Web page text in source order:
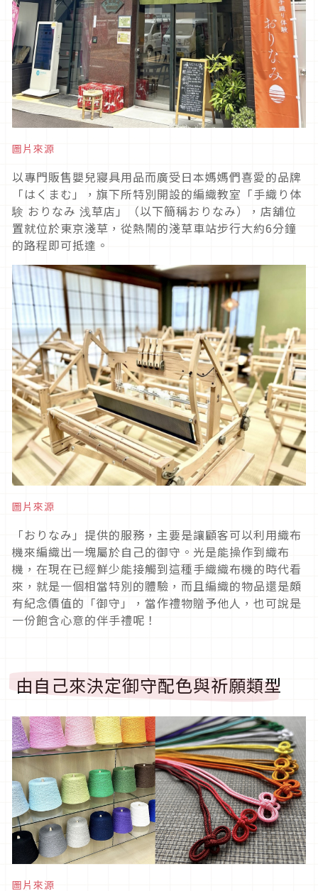
圖片來源
以專門販售嬰兒寢具用品而廣受日本媽媽們喜愛的品牌
「はくまむ」，旗下所特別開設的編織教室「手織り体
験 おりなみ 浅草店」（以下簡稱おりなみ），店舖位
置就位於東京淺草，從熱鬧的淺草車站步行大約6分鐘
的路程即可抵達。
圖片來源
「おりなみ」提供的服務，主要是讓顧客可以利用織布
機來編織出一塊屬於自己的御守。光是能操作到織布
機，在現在已經鮮少能接觸到這種手織織布機的時代看
來，就是一個相當特別的體驗，而且編織的物品還是頗
有紀念價值的「御守」，當作禮物贈予他人，也可說是
一份飽含心意的伴手禮呢！
由自己來決定御守配色與祈願類型
圖片來源